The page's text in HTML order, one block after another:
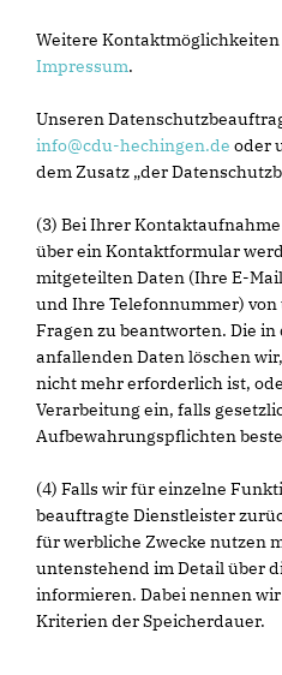
Weitere
Impressum.
Unseren
info@cdu-hechingen.de oder
dem Zusatz „der
(3) Bei Ihrer
über ein Kontaktformular
mitgeteilten Daten (Ihre E-
und Ihre Telefonnummer)
Fragen zu beantworten. Die
anfallenden Daten löschen
nicht mehr erforderlich ist,
Verarbeitung ein, falls
Aufbewahrungspflichten
(4) Falls wir für einzelne
beauftragte Dienstleister
für werbliche Zwecke nutzen
untenstehend im Detail über
informieren. Dabei nennen
Kriterien der Speicherdauer.